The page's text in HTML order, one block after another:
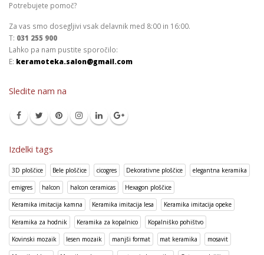
Potrebujete pomoč?
Za vas smo dosegljivi vsak delavnik med 8:00 in 16:00.
T: 031 255 900
Lahko pa nam pustite sporočilo:
E: keramoteka.salon@gmail.com
Sledite nam na
Izdelki tags
3D ploščice Bele ploščice cicogres Dekorativne ploščice elegantna keramika
emigres halcon halcon ceramicas Hexagon ploščice
Keramika imitacija kamna Keramika imitacija lesa Keramika imitacija opeke
Keramika za hodnik Keramika za kopalnico Kopalniško pohištvo
Kovinski mozaik lesen mozaik manjši format mat keramika mosavit